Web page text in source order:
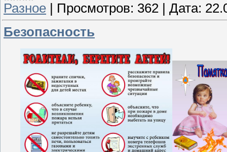
Разное Просмотров: 362 Дата:
Безопасность